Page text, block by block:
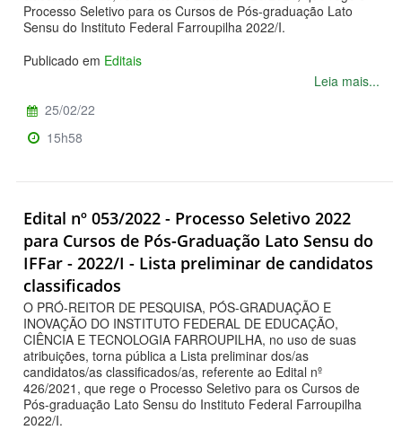
Processo Seletivo para os Cursos de Pós-graduação Lato
Sensu do Instituto Federal Farroupilha 2022/I.
Publicado em Editais
Leia mais...
25/02/22
15h58
Edital nº 053/2022 - Processo Seletivo 2022
para Cursos de Pós-Graduação Lato Sensu do
IFFar - 2022/I - Lista preliminar de candidatos
classificados
O PRÓ-REITOR DE PESQUISA, PÓS-GRADUAÇÃO E
INOVAÇÃO DO INSTITUTO FEDERAL DE EDUCAÇÃO,
CIÊNCIA E TECNOLOGIA FARROUPILHA, no uso de suas
atribuições, torna pública a Lista preliminar dos/as
candidatos/as classificados/as, referente ao Edital nº
426/2021, que rege o Processo Seletivo para os Cursos de
Pós-graduação Lato Sensu do Instituto Federal Farroupilha
2022/I.